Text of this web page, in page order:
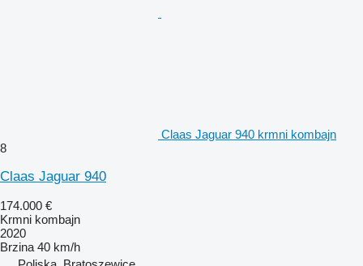
Claas Jaguar 940 krmni kombajn
8
Claas Jaguar 940
174.000 €
Krmni kombajn
2020
Brzina 40 km/h